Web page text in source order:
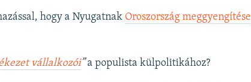
hogy a Nyugatnak Oroszország meggyengítése
vállalkozói”a populista külpolitikához?